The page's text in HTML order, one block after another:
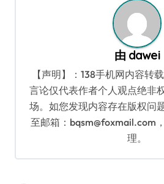
由 dawei
【声明】：138手机网内容转
言论仅代表作者个人观点绝非
场。如您发现内容存在版权问
至邮箱：bqsm@foxmail.com
理。